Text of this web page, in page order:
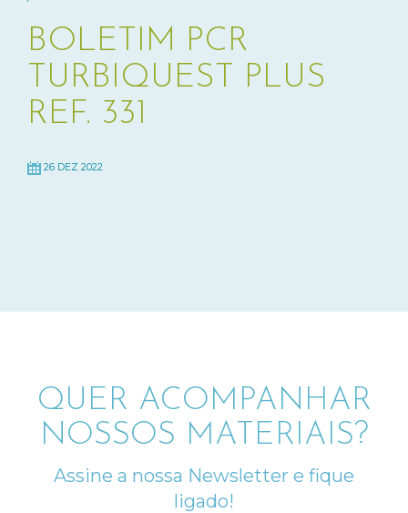
BOLETIM PCR
TURBIQUEST PLUS
REF. 331
26 DEZ 2022
QUER ACOMPANHAR
NOSSOS MATERIAIS?
Assine a nossa Newsletter e fique
ligado!